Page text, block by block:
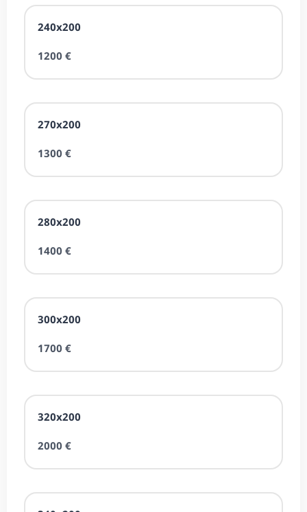
240x200
1200 €
270x200
1300 €
280x200
1400 €
300x200
1700 €
320x200
2000 €